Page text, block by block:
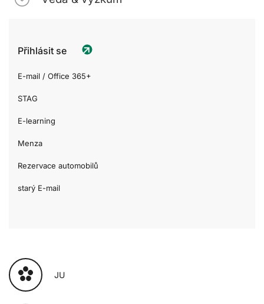
Přihlásit se
E-mail / Office 365+
STAG
E-learning
Menza
Rezervace automobilů
starý E-mail
JU